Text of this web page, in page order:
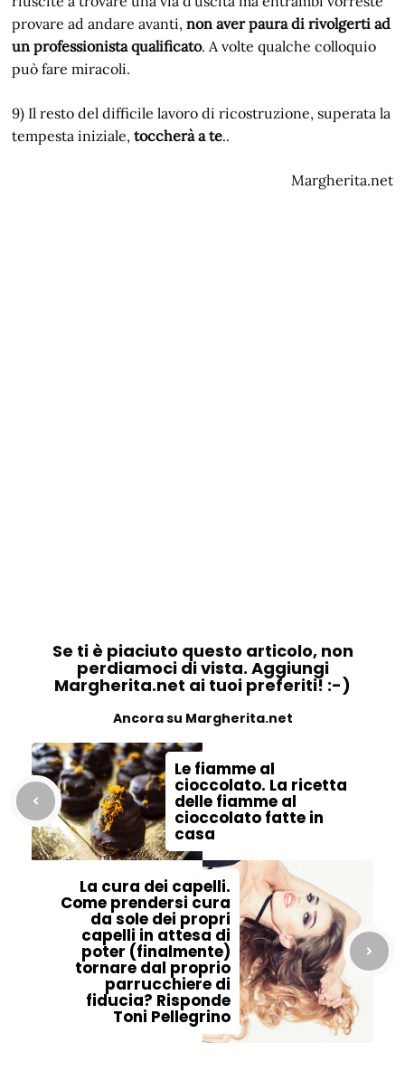
provare ad andare avanti,non aver paura di rivolgerti ad
un professionista qualificato. A volte qualche colloquio
può fare miracoli.
9) Il resto del difficile lavoro di ricostruzione, superata la
tempesta iniziale,toccherà a te..
Margherita.net
Se ti è piaciuto questo articolo, non
perdiamoci di vista. Aggiungi
Margherita.net ai tuoi preferiti! :-)
Ancora su Margherita.net
Le fiamme al
cioccolato. La ricetta
delle fiamme al
cioccolato fatte in
casa
La cura dei capelli.
Come prendersi cura
da sole dei propri
capelli in attesa di
poter (finalmente)
tornare dal proprio
parrucchiere di
fiducia? Risponde
Toni Pellegrino